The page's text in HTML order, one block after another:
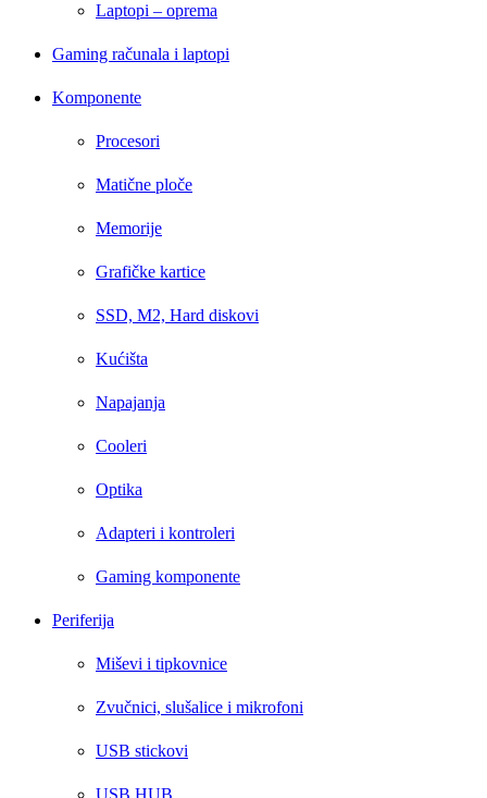
Laptopi – oprema
Gaming računala i laptopi
Komponente
Procesori
Matične ploče
Memorije
Grafičke kartice
SSD, M2, Hard diskovi
Kućišta
Napajanja
Cooleri
Optika
Adapteri i kontroleri
Gaming komponente
Periferija
Miševi i tipkovnice
Zvučnici, slušalice i mikrofoni
USB stickovi
USB HUB